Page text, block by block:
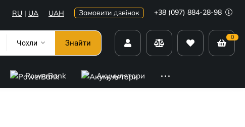
RU | UA UAH Замовити дзвінок +38 (097) 884-28-98
Чохли Знайти
0
PowerBank Акумулятори